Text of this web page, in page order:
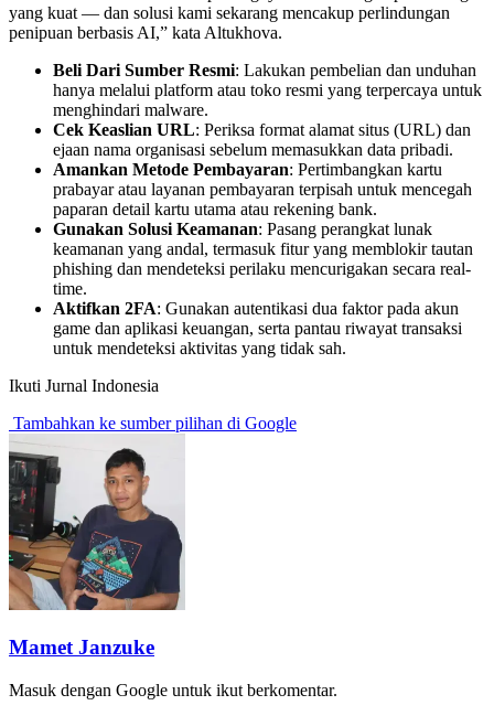
yang kuat — dan solusi kami sekarang mencakup perlindungan
penipuan berbasis AI,” kata Altukhova.
Beli Dari Sumber Resmi: Lakukan pembelian dan unduhan
hanya melalui platform atau toko resmi yang terpercaya untuk
menghindari malware.
Cek Keaslian URL: Periksa format alamat situs (URL) dan
ejaan nama organisasi sebelum memasukkan data pribadi.
Amankan Metode Pembayaran: Pertimbangkan kartu
prabayar atau layanan pembayaran terpisah untuk mencegah
paparan detail kartu utama atau rekening bank.
Gunakan Solusi Keamanan: Pasang perangkat lunak
keamanan yang andal, termasuk fitur yang memblokir tautan
phishing dan mendeteksi perilaku mencurigakan secara real-
time.
Aktifkan 2FA: Gunakan autentikasi dua faktor pada akun
game dan aplikasi keuangan, serta pantau riwayat transaksi
untuk mendeteksi aktivitas yang tidak sah.
Ikuti Jurnal Indonesia
Tambahkan ke sumber pilihan di Google
Mamet Janzuke
Masuk dengan Google untuk ikut berkomentar.